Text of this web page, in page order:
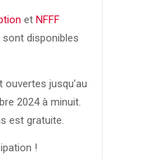
et NFFF
sont disponibles
jusqu’au
2024 à minuit.
est gratuite.
!